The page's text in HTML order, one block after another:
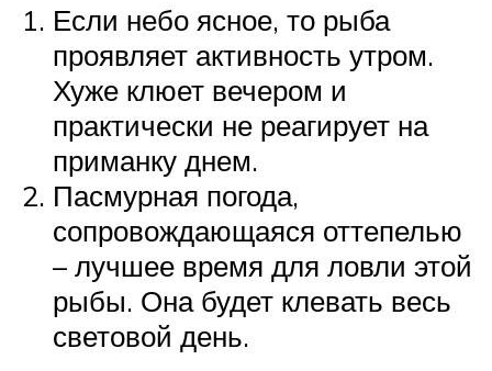
Если небо ясное, то рыба
проявляет активность утром.
Хуже клюет вечером и
практически не реагирует на
приманку днем.
Пасмурная погода,
сопровождающаяся оттепелью
– лучшее время для ловли этой
рыбы. Она будет клевать весь
световой день.